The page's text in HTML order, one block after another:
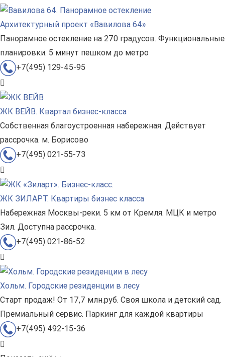
Архитектурный проект «Вавилова 64»
Панорамное остекление на 270 градусов. Функциональные
планировки. 5 минут пешком до метро
+7(495) 129-45-95
ЖК ВЕЙВ. Квартал бизнес-класса
Собственная благоустроенная набережная. Действует
рассрочка. м. Борисово
+7(495) 021-55-73
ЖК ЗИЛАРТ. Квартиры бизнес класса
Набережная Москвы-реки. 5 км от Кремля. МЦК и метро
Зил. Доступна рассрочка.
+7(495) 021-86-52
Хольм. Городские резиденции в лесу
Старт продаж! От 17,7 млн.руб. Своя школа и детский сад.
Премиальный сервис. Паркинг для каждой квартиры
+7(495) 492-15-36